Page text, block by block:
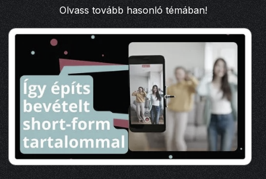
Olvass tovább hasonló témában!